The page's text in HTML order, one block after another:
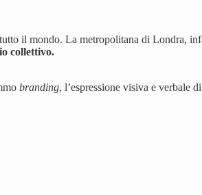
il mondo. La metropolitana di Londra,
collettivo.
branding, l’espressione visiva e verbale